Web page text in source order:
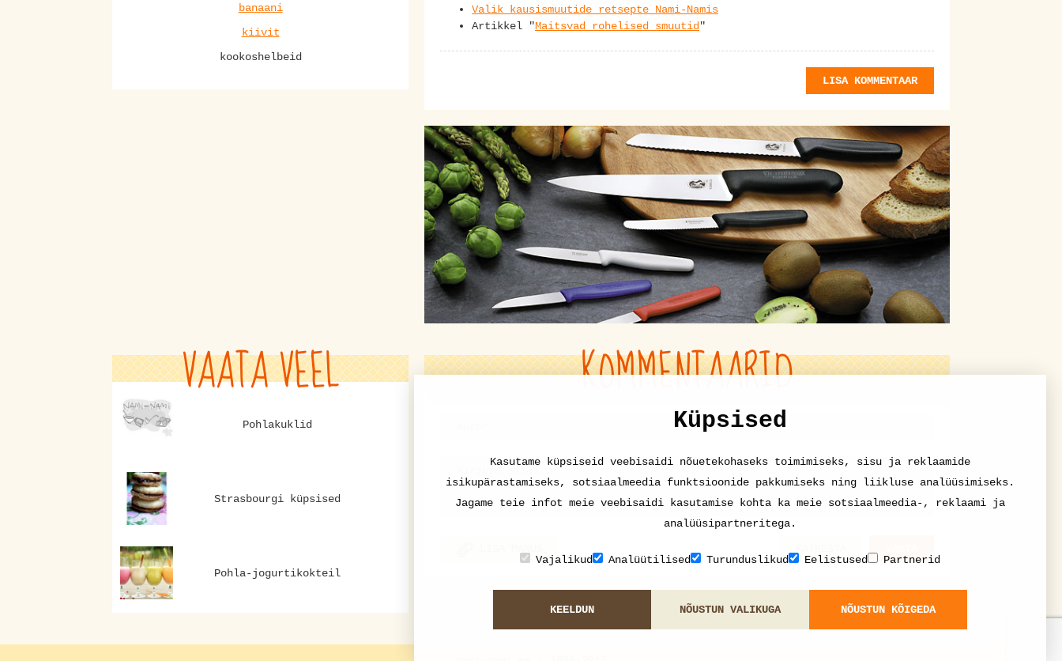
banaani
kiivit
kookoshelbeid
Valik kausismuutide retsepte Nami-Namis
Artikkel "Maitsvad rohelised smuutid "
LISA KOMMENTAAR
KOMMENTAARID
VAATA VEEL
Pohlakuklid
Strasbourgi küpsised
Pohla-jogurtikokteil
Küpsised
Kasutame küpsiseid veebisaidi nõuetekohaseks toimimiseks, sisu ja reklaamide
isikupärastamiseks, sotsiaalmeedia funktsioonide pakkumiseks ning liikluse analüüsimiseks.
Jagame teie infot meie veebisaidi kasutamise kohta ka meie sotsiaalmeedia-, reklaami ja
analüüsipartneritega.
Vajalikud Analüütilised Turunduslikud Eelistused Partnerid
KEELDUN NÕUSTUN VALIKUGA NÕUSTUN KÕIGEDA